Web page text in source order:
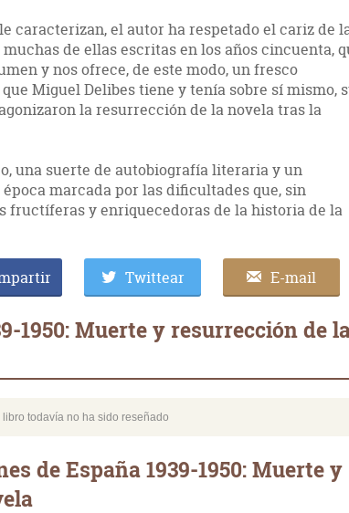
caracterizan, el autor ha respetado el cariz de
de ellas escritas en los años cincuenta,
y nos ofrece, de este modo, un fresco
Miguel Delibes tiene y tenía sobre sí mismo,
la resurrección de la novela tras la
una suerte de autobiografía literaria y un
marcada por las dificultades que, sin
fructíferas y enriquecedoras de la historia de la
Twittear E-mail
1950: Muerte y resurrección de
libro todavía no ha sido reseñado
de España 1939-1950: Muerte y